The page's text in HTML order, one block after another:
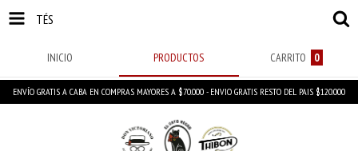
TÉS
INICIO PRODUCTOS CARRITO 0
ENVÍO GRATIS A CABA EN COMPRAS MAYORES A $70.000 - ENVIO GRATIS RESTO DEL PAIS $120.000